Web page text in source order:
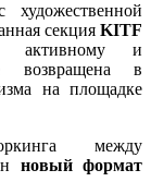
художественной
секция KITF
активному и
возвращена в
на площадке
между
новый формат